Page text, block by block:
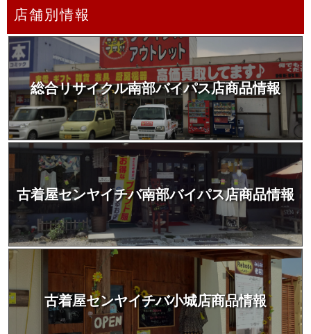
店舗別情報
総合リサイクル南部バイパス店商品情報
古着屋センヤイチバ南部バイパス店商品情報
古着屋センヤイチバ小城店商品情報